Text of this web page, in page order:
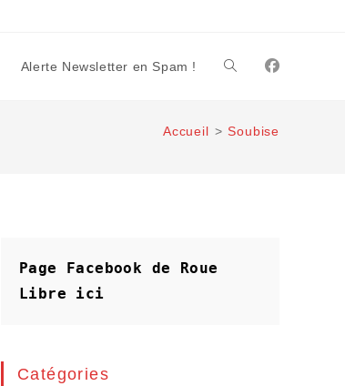
Alerte Newsletter en Spam ! Toggle
website
Accueil > Soubise
Page Facebook de Roue
Libre
ici
Catégories